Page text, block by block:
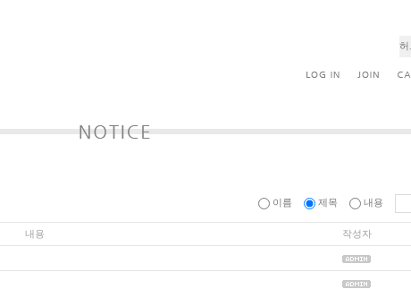
이름 제목 내용
내용 작성자